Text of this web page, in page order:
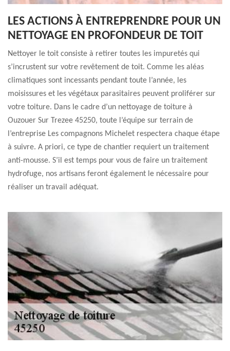
LES ACTIONS À ENTREPRENDRE POUR UN
NETTOYAGE EN PROFONDEUR DE TOIT
Nettoyer le toit consiste à retirer toutes les impuretés qui
s’incrustent sur votre revêtement de toit. Comme les aléas
climatiques sont incessants pendant toute l’année, les
moisissures et les végétaux parasitaires peuvent proliférer sur
votre toiture. Dans le cadre d’un nettoyage de toiture à
Ouzouer Sur Trezee 45250, toute l’équipe sur terrain de
l’entreprise Les compagnons Michelet respectera chaque étape
à suivre. A priori, ce type de chantier requiert un traitement
anti-mousse. S’il est temps pour vous de faire un traitement
hydrofuge, nos artisans feront également le nécessaire pour
réaliser un travail adéquat.